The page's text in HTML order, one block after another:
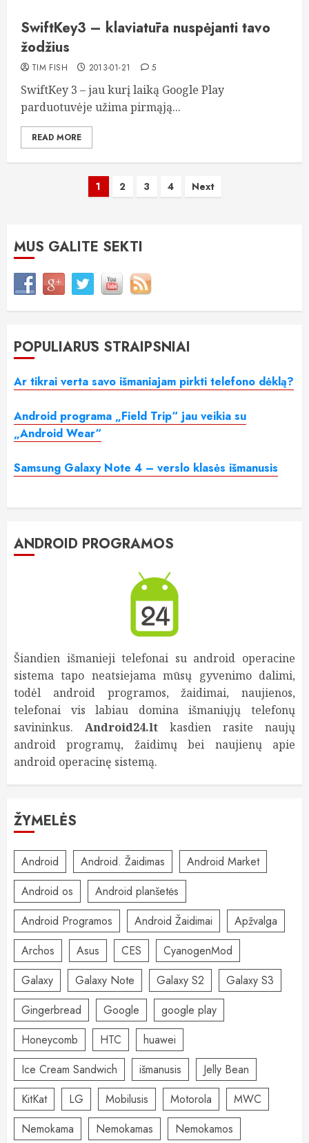
SwiftKey3 – klaviatūra nuspėjanti tavo
žodžius
TIM FISH 2013-01-21 5
SwiftKey 3 – jau kurį laiką Google Play
parduotuvėje užima pirmąją...
READ MORE
Įrašų
1 2 3 4 Next
MUS GALITE SEKTI
POPULIARŪS STRAIPSNIAI
Ar tikrai verta savo išmaniajam pirkti telefono dėklą?
Android programa „Field Trip“ jau veikia su
„Android Wear“
Samsung Galaxy Note 4 – verslo klasės išmanusis
ANDROID PROGRAMOS
Šiandien išmanieji telefonai su android operacine
sistema tapo neatsiejama mūsų gyvenimo dalimi,
todėl android programos, žaidimai, naujienos,
telefonai vis labiau domina išmaniųjų telefonų
savininkus. Android24.lt kasdien rasite naujų
android programų, žaidimų bei naujienų apie
android operacinę sistemą.
ŽYMELĖS
Android Android. Žaidimas
Android Market
Android os
Android planšetės
Android Programos
Android Žaidimai
Apžvalga
Archos
Asus CES
CyanogenMod
Galaxy
Galaxy Note Galaxy S2
Galaxy S3
Gingerbread
Google
google play
Honeycomb
HTC
huawei
Ice Cream Sandwich
išmanusis
Jelly Bean
KitKat
LG Mobilusis Motorola
MWC
Nemokama
Nemokamas
Nemokamos